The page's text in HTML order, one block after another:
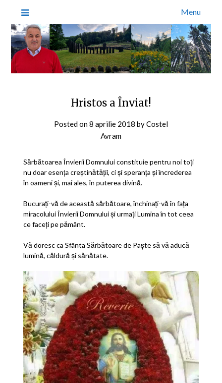
Menu
Hristos a Înviat!
Posted on8 aprilie 2018 byCostel
Avram
Sărbătoarea Învierii Domnului constituie pentru noi toți
nu doar esența creștinătății, ci și speranța și încrederea
în oameni și, mai ales, în puterea divină.
Bucurați-vă de această sărbătoare, închinați-vă în fața
miracolului Învierii Domnului și urmați Lumina în tot ceea
ce faceți pe pământ.
Vă doresc ca Sfânta Sărbătoare de Paște să vă aducă
lumină, căldură și sănătate.